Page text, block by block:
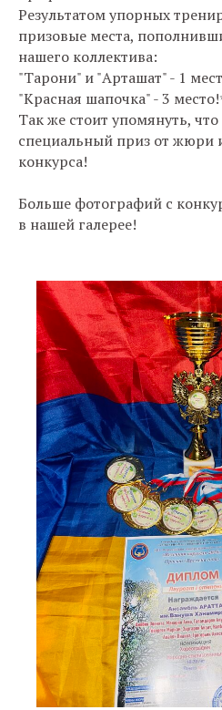
Результатом упорных
призовые места,
нашего коллектива:
"Тарони" и "Арташат" - 1
"Красная шапочка" - 3
Так же стоит упомянуть,
специальный приз от жюри
конкурса!
Больше фотографий с
в нашей галерее!